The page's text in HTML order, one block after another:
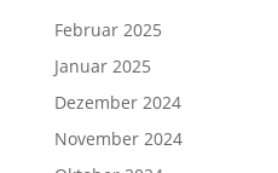
Februar 2025
Januar 2025
Dezember 2024
November 2024